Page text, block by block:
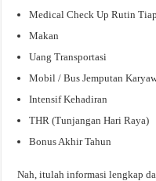
Medical Check Up Rutin
Makan
Uang Transportasi
Mobil / Bus Jemputan
Intensif Kehadiran
THR (Tunjangan Hari Raya)
Bonus Akhir Tahun
Nah, itulah informasi lengkap